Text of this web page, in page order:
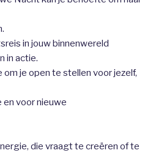
in jouw binnenwereld
in actie.
om je open te stellen voor jezelf,
voor nieuwe
die vraagt te creëren of te